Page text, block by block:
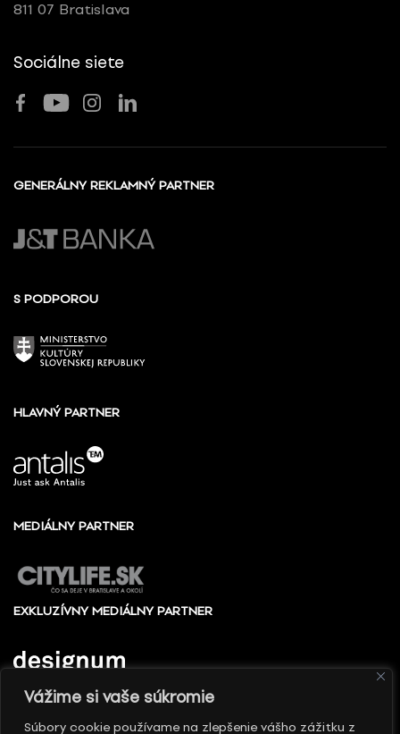
Vážime si vaše súkromie
Súbory cookie používame na zlepšenie vášho zážitku z
811 07 Bratislava
Sociálne siete
GENERÁLNY REKLAMNÝ PARTNER
S PODPOROU
HLAVNÝ PARTNER
MEDIÁLNY PARTNER
EXKLUZÍVNY MEDIÁLNY PARTNER